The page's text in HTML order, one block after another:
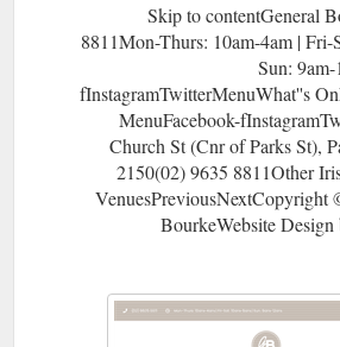
Skip to contentGeneral
8811Mon-Thurs: 10am-4am | Fri-
Sun:
fInstagramTwitterMenuWhat''s
MenuFacebook-
Church St (Cnr of Parks St),
2150(02) 9635 8811Other
VenuesPreviousNextCopyright
BourkeWebsite